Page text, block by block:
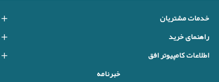
خدمات مشتریان
راهنمای خرید
اطلاعات کامپیوتر افق
خبرنامه